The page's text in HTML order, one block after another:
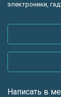
электроники,
Написать в